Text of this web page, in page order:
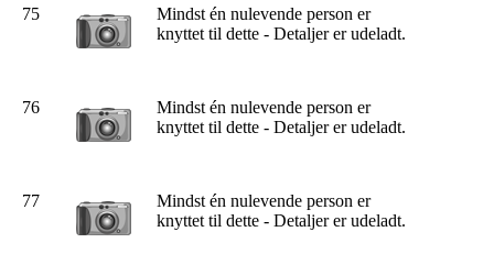
75
Mindst én nulevende person er
knyttet til dette - Detaljer er udeladt.
76
Mindst én nulevende person er
knyttet til dette - Detaljer er udeladt.
77
Mindst én nulevende person er
knyttet til dette - Detaljer er udeladt.